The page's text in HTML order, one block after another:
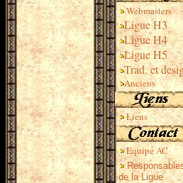
Webmasters
Ligue H3
Ligue H4
Ligue H5
Trad. et
Anciens
Liens
Equipe AC
de la Ligue